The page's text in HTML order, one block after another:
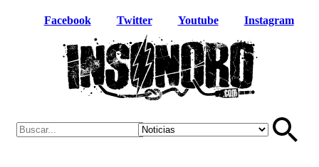
Facebook Twitter Youtube Instagram